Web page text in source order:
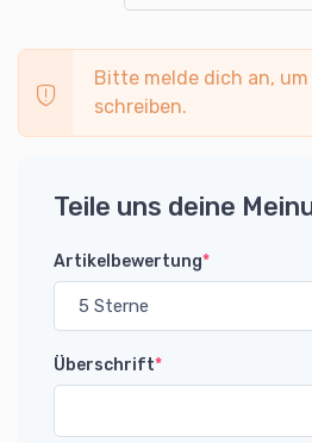
Bitte melde dich an,
schreiben.
Teile uns deine
Artikelbewertung*
Überschrift*